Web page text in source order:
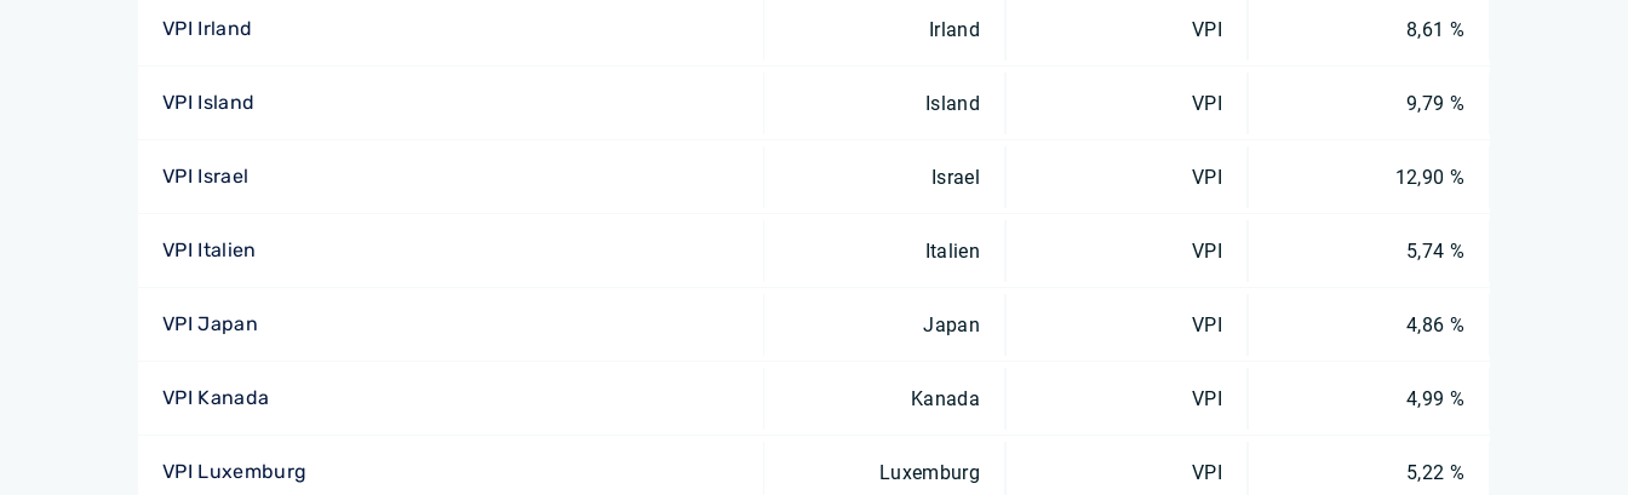
VPI Irland Irland VPI 8,61 %
VPI Island Island VPI 9,79 %
VPI Israel Israel VPI 12,90 %
VPI Italien Italien VPI 5,74 %
VPI Japan Japan VPI 4,86 %
VPI Kanada Kanada VPI 4,99 %
VPI Luxemburg Luxemburg VPI 5,22 %